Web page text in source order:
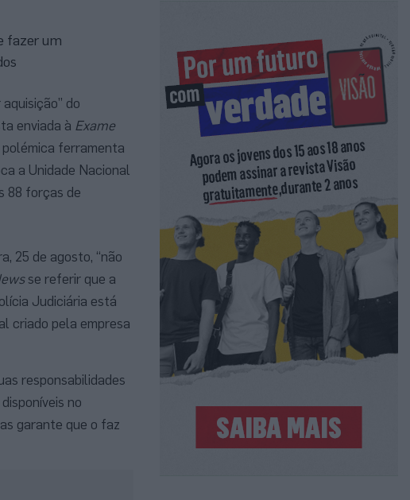
fazer um
do
enviada à Exame
polémica ferramenta
a Unidade Nacional
88 forças de
25 de agosto, “não
se referir que a
Judiciária está
criado pela empresa
responsabilidades
no
garante que o faz